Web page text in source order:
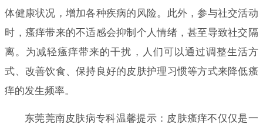
体健康状况，增加各种疾病的风险。此外，参与社交活动
时，瘙痒带来的不适感会抑制个人情绪，甚至导致社交隔
离。为减轻瘙痒带来的干扰，人们可以通过调整生活方
式、改善饮食、保持良好的皮肤护理习惯等方式来降低瘙
痒的发生频率。
东莞莞南皮肤病专科温馨提示：皮肤瘙痒不仅仅是一